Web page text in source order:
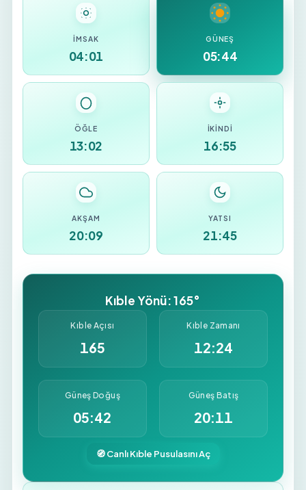
İMSAK
04:01
GÜNEŞ
05:44
ÖĞLE
13:02
İKINDI
16:55
AKŞAM
20:09
YATSI
21:45
Kıble Yönü: 165°
Kıble Açısı
165
Kıble Zamanı
12:24
Güneş Doğuş
05:42
Güneş Batış
20:11
🧭 Canlı Kıble Pusulasını Aç